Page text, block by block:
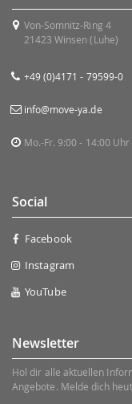
Von-Somnitz-Ring 4
21423 Winsen (Luhe)
+49 (0)4171 - 79599-0
info@move-ya.de
Mo.-Fr. 9:00 - 14:00 Uhr
Social
Facebook
Instagram
YouTube
Newsletter
Hol dir alle aktuellen
Angebote. Melde dich